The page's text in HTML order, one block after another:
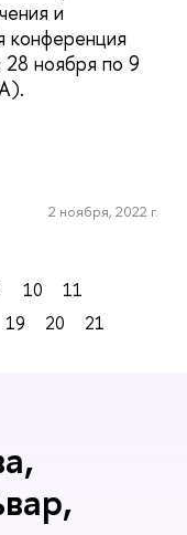
и
конференция
ноября по 9
2 ноября, 2022 г.
10
11
19 20
21